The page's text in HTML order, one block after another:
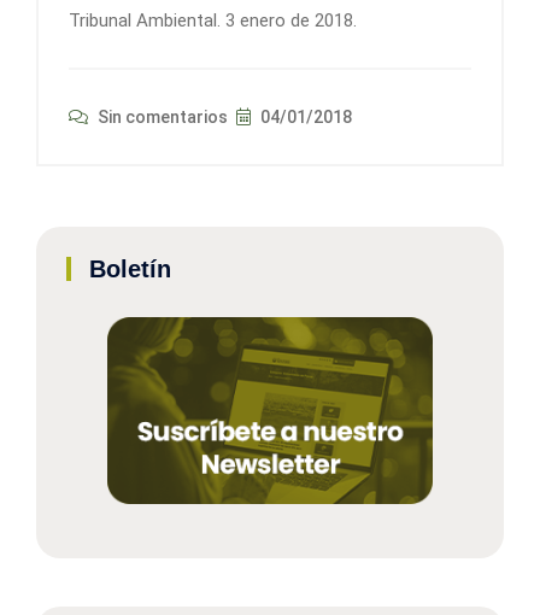
Tribunal Ambiental. 3 enero de 2018.
Sin comentarios 04/01/2018
Boletín